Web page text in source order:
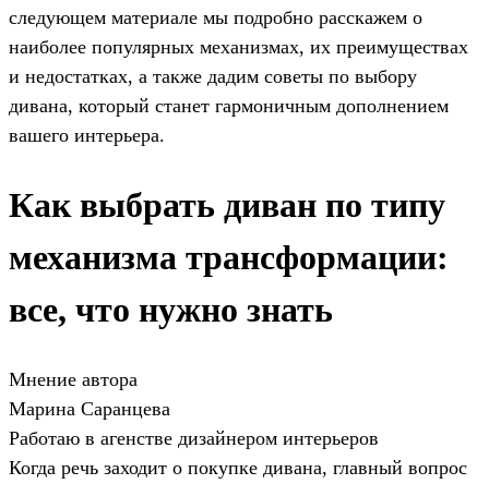
следующем материале мы подробно расскажем о
наиболее популярных механизмах, их преимуществах
и недостатках, а также дадим советы по выбору
дивана, который станет гармоничным дополнением
вашего интерьера.
Как выбрать диван по типу
механизма трансформации:
все, что нужно знать
Мнение автора
Марина Саранцева
Работаю в агенстве дизайнером интерьеров
Когда речь заходит о покупке дивана, главный вопрос